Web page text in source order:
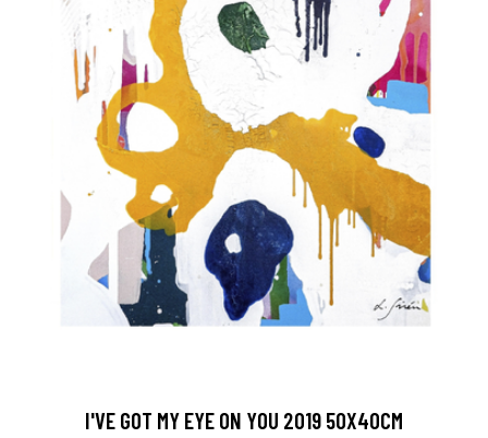
I'VE GOT MY EYE ON YOU 2019 50X40CM